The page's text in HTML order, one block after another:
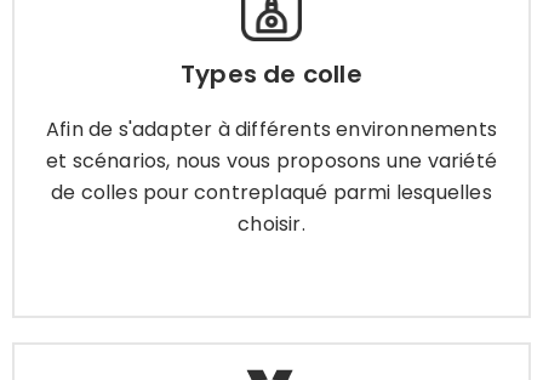
Types de colle
Afin de s'adapter à différents environnements
et scénarios, nous vous proposons une variété
de colles pour contreplaqué parmi lesquelles
choisir.
Types de colle
Afin de s'adapter à différents environnements
et scénarios, nous vous proposons une variété
de colles pour contreplaqué parmi lesquelles
Apprendre encore plus